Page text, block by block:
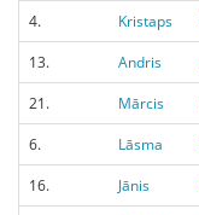
4.
Kristaps
13.
Andris
21.
Mārcis
6.
Lāsma
16.
Jānis